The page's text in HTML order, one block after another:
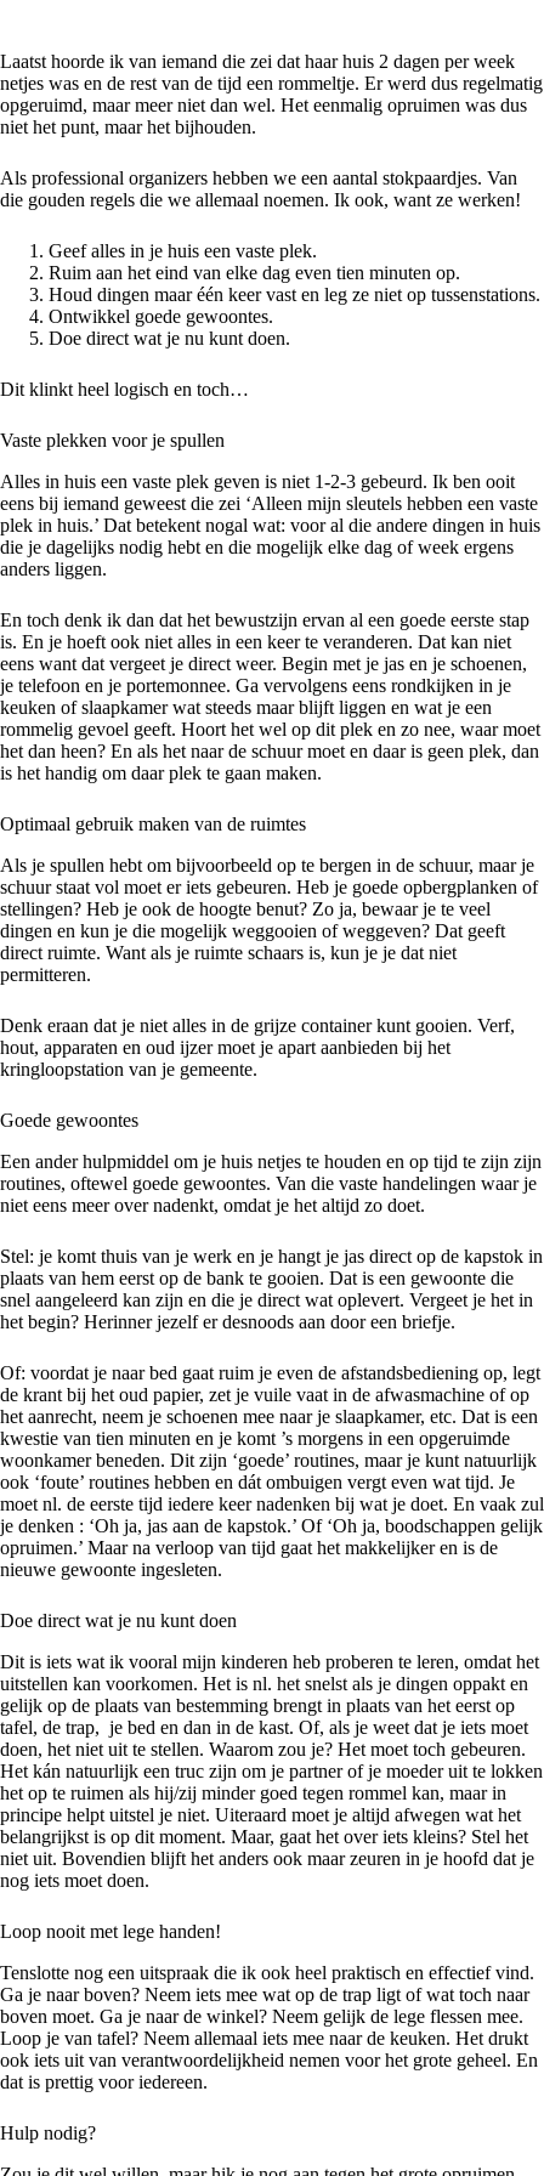
Laatst hoorde ik van iemand die zei dat haar huis 2 dagen per week
netjes was en de rest van de tijd een rommeltje. Er werd dus regelmatig
opgeruimd, maar meer niet dan wel. Het eenmalig opruimen was dus
niet het punt, maar het bijhouden.
Als professional organizers hebben we een aantal stokpaardjes. Van
die gouden regels die we allemaal noemen. Ik ook, want ze werken!
Geef alles in je huis een vaste plek.
Ruim aan het eind van elke dag even tien minuten op.
Houd dingen maar één keer vast en leg ze niet op tussenstations.
Ontwikkel goede gewoontes.
Doe direct wat je nu kunt doen.
Dit klinkt heel logisch en toch…
Vaste plekken voor je spullen
Alles in huis een vaste plek geven is niet 1-2-3 gebeurd. Ik ben ooit
eens bij iemand geweest die zei ‘Alleen mijn sleutels hebben een vaste
plek in huis.’ Dat betekent nogal wat: voor al die andere dingen in huis
die je dagelijks nodig hebt en die mogelijk elke dag of week ergens
anders liggen.
En toch denk ik dan dat het bewustzijn ervan al een goede eerste stap
is. En je hoeft ook niet alles in een keer te veranderen. Dat kan niet
eens want dat vergeet je direct weer. Begin met je jas en je schoenen,
je telefoon en je portemonnee. Ga vervolgens eens rondkijken in je
keuken of slaapkamer wat steeds maar blijft liggen en wat je een
rommelig gevoel geeft. Hoort het wel op dit plek en zo nee, waar moet
het dan heen? En als het naar de schuur moet en daar is geen plek, dan
is het handig om daar plek te gaan maken.
Optimaal gebruik maken van de ruimtes
Als je spullen hebt om bijvoorbeeld op te bergen in de schuur, maar je
schuur staat vol moet er iets gebeuren. Heb je goede opbergplanken of
stellingen? Heb je ook de hoogte benut? Zo ja, bewaar je te veel
dingen en kun je die mogelijk weggooien of weggeven? Dat geeft
direct ruimte. Want als je ruimte schaars is, kun je je dat niet
permitteren.
Denk eraan dat je niet alles in de grijze container kunt gooien. Verf,
hout, apparaten en oud ijzer moet je apart aanbieden bij het
kringloopstation van je gemeente.
Goede gewoontes
Een ander hulpmiddel om je huis netjes te houden en op tijd te zijn zijn
routines, oftewel goede gewoontes. Van die vaste handelingen waar je
niet eens meer over nadenkt, omdat je het altijd zo doet.
Stel: je komt thuis van je werk en je hangt je jas direct op de kapstok in
plaats van hem eerst op de bank te gooien. Dat is een gewoonte die
snel aangeleerd kan zijn en die je direct wat oplevert. Vergeet je het in
het begin? Herinner jezelf er desnoods aan door een briefje.
Of: voordat je naar bed gaat ruim je even de afstandsbediening op, legt
de krant bij het oud papier, zet je vuile vaat in de afwasmachine of op
het aanrecht, neem je schoenen mee naar je slaapkamer, etc. Dat is een
kwestie van tien minuten en je komt ’s morgens in een opgeruimde
woonkamer beneden. Dit zijn ‘goede’ routines, maar je kunt natuurlijk
ook ‘foute’ routines hebben en dát ombuigen vergt even wat tijd. Je
moet nl. de eerste tijd iedere keer nadenken bij wat je doet. En vaak zul
je denken : ‘Oh ja, jas aan de kapstok.’ Of ‘Oh ja, boodschappen gelijk
opruimen.’ Maar na verloop van tijd gaat het makkelijker en is de
nieuwe gewoonte ingesleten.
Doe direct wat je nu kunt doen
Dit is iets wat ik vooral mijn kinderen heb proberen te leren, omdat het
uitstellen kan voorkomen. Het is nl. het snelst als je dingen oppakt en
gelijk op de plaats van bestemming brengt in plaats van het eerst op
tafel, de trap, je bed en dan in de kast. Of, als je weet dat je iets moet
doen, het niet uit te stellen. Waarom zou je? Het moet toch gebeuren.
Het kán natuurlijk een truc zijn om je partner of je moeder uit te lokken
het op te ruimen als hij/zij minder goed tegen rommel kan, maar in
principe helpt uitstel je niet. Uiteraard moet je altijd afwegen wat het
belangrijkst is op dit moment. Maar, gaat het over iets kleins? Stel het
niet uit. Bovendien blijft het anders ook maar zeuren in je hoofd dat je
nog iets moet doen.
Loop nooit met lege handen!
Tenslotte nog een uitspraak die ik ook heel praktisch en effectief vind.
Ga je naar boven? Neem iets mee wat op de trap ligt of wat toch naar
boven moet. Ga je naar de winkel? Neem gelijk de lege flessen mee.
Loop je van tafel? Neem allemaal iets mee naar de keuken. Het drukt
ook iets uit van verantwoordelijkheid nemen voor het grote geheel. En
dat is prettig voor iedereen.
Hulp nodig?